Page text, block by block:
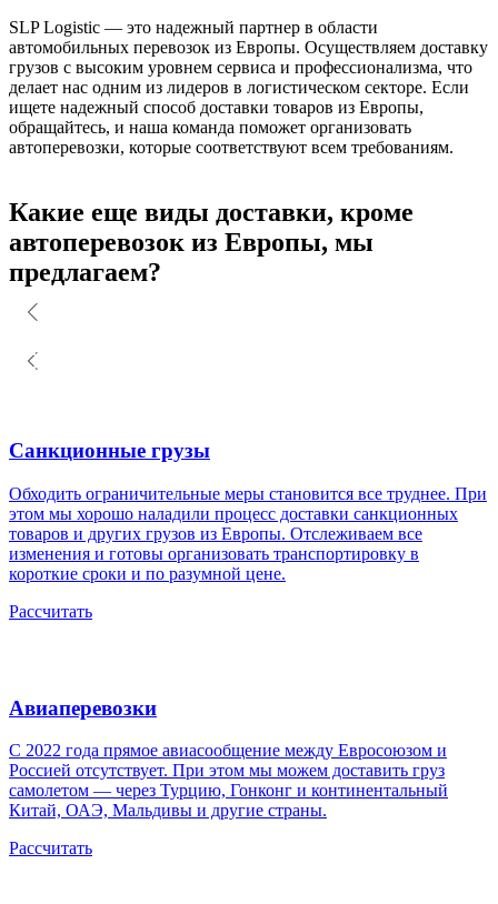
SLP Logistic — это надежный партнер в области
автомобильных перевозок из Европы. Осуществляем доставку
грузов с высоким уровнем сервиса и профессионализма, что
делает нас одним из лидеров в логистическом секторе. Если
ищете надежный способ доставки товаров из Европы,
обращайтесь, и наша команда поможет организовать
автоперевозки, которые соответствуют всем требованиям.
Какие еще виды доставки, кроме
автоперевозок из Европы, мы
предлагаем?
Санкционные грузы
Обходить ограничительные меры становится все труднее. При
этом мы хорошо наладили процесс доставки санкционных
товаров и других грузов из Европы. Отслеживаем все
изменения и готовы организовать транспортировку в
короткие сроки и по разумной цене.
Рассчитать
Авиаперевозки
С 2022 года прямое авиасообщение между Евросоюзом и
Россией отсутствует. При этом мы можем доставить груз
самолетом — через Турцию, Гонконг и континентальный
Китай, ОАЭ, Мальдивы и другие страны.
Рассчитать